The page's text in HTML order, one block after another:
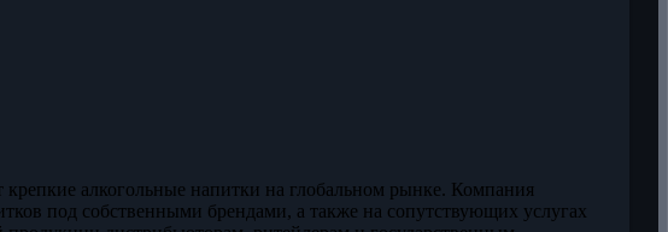
алкогольные напитки на глобальном рынке. Компания
под собственными брендами, а также на сопутствующих услугах